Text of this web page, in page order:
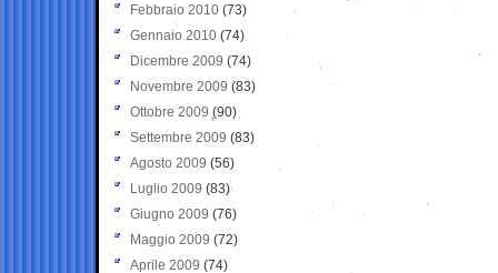
Febbraio 2010 (73)
Gennaio 2010 (74)
Dicembre 2009 (74)
Novembre 2009 (83)
Ottobre 2009 (90)
Settembre 2009 (83)
Agosto 2009 (56)
Luglio 2009 (83)
Giugno 2009 (76)
Maggio 2009 (72)
Aprile 2009 (74)